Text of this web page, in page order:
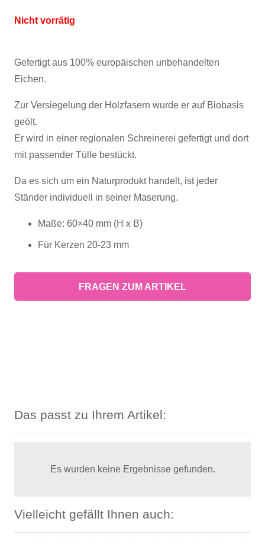
Nicht vorrätig
Gefertigt aus 100% europäischen unbehandelten
Eichen.
Zur Versiegelung der Holzfasern wurde er auf Biobasis
geölt.
Er wird in einer regionalen Schreinerei gefertigt und dort
mit passender Tülle bestückt.
Da es sich um ein Naturprodukt handelt, ist jeder
Ständer individuell in seiner Maserung.
Maße: 60×40 mm (H x B)
Für Kerzen 20-23 mm
FRAGEN ZUM ARTIKEL
Das passt zu Ihrem Artikel:
Es wurden keine Ergebnisse gefunden.
Vielleicht gefällt Ihnen auch: